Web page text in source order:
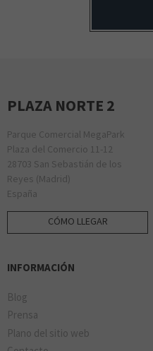
PLAZA NORTE 2
Parque Comercial MegaPark
Plaza del Comercio 11-12
28703 San Sebastián de los
Reyes (Madrid)
España
CÓMO LLEGAR
INFORMACIÓN
Blog
Prensa
Plano del sitio web